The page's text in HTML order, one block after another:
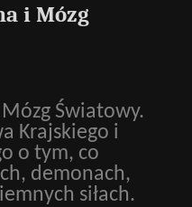
i Mózg
Światowy.
Krajskiego i
o tym, co
demonach,
siłach.